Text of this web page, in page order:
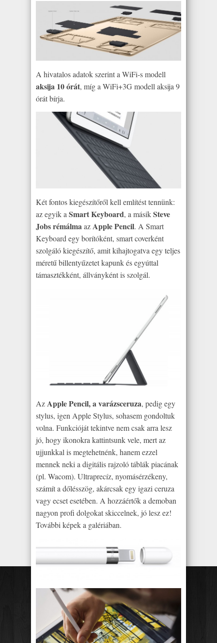
A hivatalos adatok szerint a WiFi-s modell
aksija 10 órát, míg a WiFi+3G modell aksija 9
órát bírja.
Két fontos kiegészítőről kell említést tennünk:
az egyik aSmart Keyboard, a másikSteve
Jobs rémálmaazApple Pencil. A Smart
Keyboard egy borítóként, smart coverként
szolgáló kiegészítő, amit kihajtogatva egy teljes
méretű billentyűzetet kapunk és egyúttal
támasztékként, állványként is szolgál.
AzApple Pencil, a varázsceruza, pedig egy
stylus, igen Apple Stylus, sohasem gondoltuk
volna. Funkcióját tekintve nem csak arra lesz
jó, hogy ikonokra kattintsunk vele, mert az
ujjunkkal is megtehetnénk, hanem ezzel
mennek neki a digitális rajzoló táblák piacának
(pl. Wacom). Ultraprecíz, nyomásérzékeny,
számít a dőlésszög, akárcsak egy igazi ceruza
vagy ecset esetében. A hozzáértők a demoban
nagyon profi dolgokat skiccelnek, jó lesz ez!
További képek a galériában.